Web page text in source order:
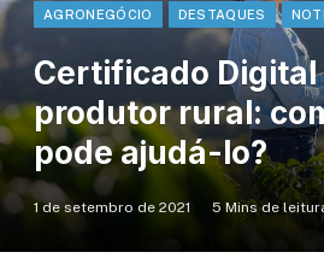
AGRONEGÓCIO DESTAQUES
Certificado Digital
produtor rural:
pode ajudá-lo?
1 de setembro de 2021 5 Mins de